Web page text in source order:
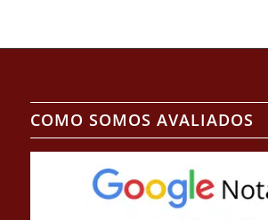
COMO SOMOS AVALIADOS